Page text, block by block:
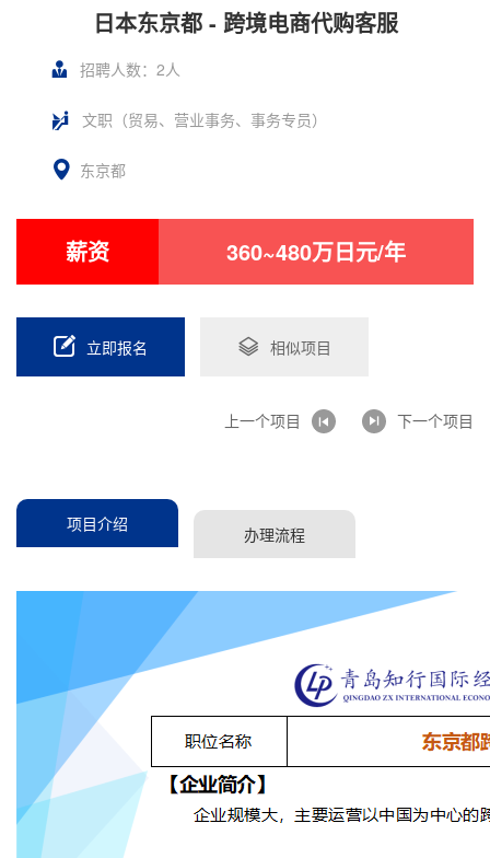
日本东京都 - 跨境电商代购客服
招聘人数：2人
文职（贸易、营业事务、事务专员）
东京都
薪资 360~480万日元/年
立即报名 相似项目
上一个项目 下一个项目
项目介绍 办理流程